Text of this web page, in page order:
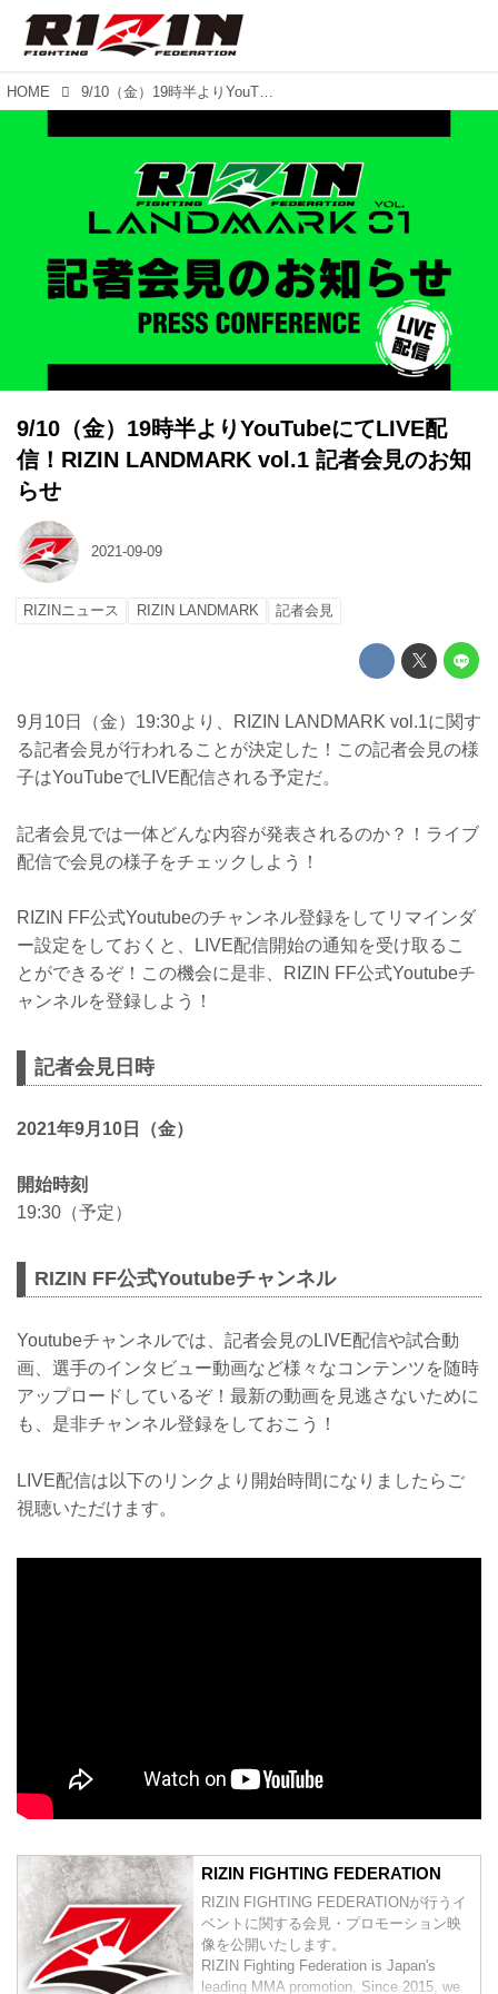
HOME 9/10（金）19時半よりYouTubeにてLIVE配信！RIZIN LANDMARK vol.1 記者会見のお知らせ
9/10（金）19時半よりYouTubeにてLIVE配
信！RIZIN LANDMARK vol.1 記者会見のお知
らせ
2021-09-09
RIZINニュース RIZIN LANDMARK 記者会見
9月10日（金）19:30より、RIZIN LANDMARK vol.1に関す
る記者会見が行われることが決定した！この記者会見の様
子はYouTubeでLIVE配信される予定だ。
記者会見では一体どんな内容が発表されるのか？！ライブ
配信で会見の様子をチェックしよう！
RIZIN FF公式Youtubeのチャンネル登録をしてリマインダ
ー設定をしておくと、LIVE配信開始の通知を受け取るこ
とができるぞ！この機会に是非、RIZIN FF公式Youtubeチ
ャンネルを登録しよう！
記者会見日時
2021年9月10日（金）
開始時刻
19:30（予定）
RIZIN FF公式Youtubeチャンネル
Youtubeチャンネルでは、記者会見のLIVE配信や試合動
画、選手のインタビュー動画など様々なコンテンツを随時
アップロードしているぞ！最新の動画を見逃さないために
も、是非チャンネル登録をしておこう！
LIVE配信は以下のリンクより開始時間になりましたらご
視聴いただけます。
RIZIN FIGHTING FEDERATION
RIZIN FIGHTING FEDERATIONが行うイ
ベントに関する会見・プロモーション映
像を公開いたします。
RIZIN Fighting Federation is Japan's
leading MMA promotion. Since 2015, we